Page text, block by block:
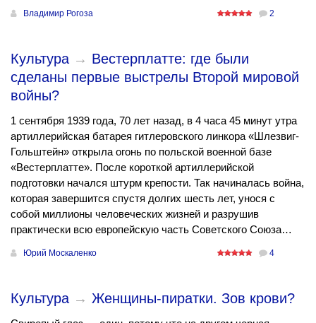
Владимир Рогоза 2
Культура→ Вестерплатте: где были
сделаны первые выстрелы Второй мировой
войны?
1 сентября 1939 года, 70 лет назад, в 4 часа 45 минут утра
артиллерийская батарея гитлеровского линкора «Шлезвиг-
Гольштейн» открыла огонь по польской военной базе
«Вестерплатте». После короткой артиллерийской
подготовки начался штурм крепости. Так начиналась война,
которая завершится спустя долгих шесть лет, унося с
собой миллионы человеческих жизней и разрушив
практически всю европейскую часть Советского Союза…
Юрий Москаленко 4
Культура→ Женщины-пиратки. Зов крови?